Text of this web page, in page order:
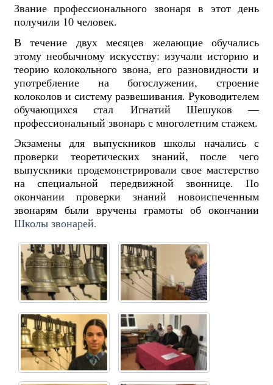
Звание профессионального звонаря в этот день
получили 10 человек.
В течение двух месяцев желающие обучались
этому необычному искусству: изучали историю и
теорию колокольного звона, его разновидности и
употребление на богослужении, строение
колоколов и систему развешивания. Руководителем
обучающихся стал Игнатий Шешуков —
профессиональный звонарь с многолетним стажем.
Экзамены для выпускников школы начались с
проверки теоретических знаний, после чего
выпускники продемонстрировали свое мастерство
на специальной передвижной звоннице. По
окончании проверки знаний новоиспеченным
звонарям были вручены грамоты об окончании
Школы звонарей.